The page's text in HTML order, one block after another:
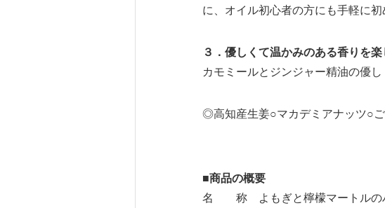
に、オイル初心者の方にも手軽に初
３．優しくて温かみのある香りを
カモミールとジンジャー精油の優
◎高知産生姜○マカデミアナッツ○
■商品の概要
名 称 よもぎと檸檬マートルの